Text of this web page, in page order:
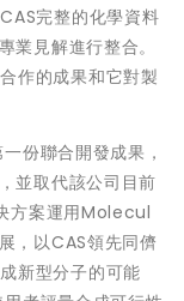
完整的化學資料
見解進行整合。
作的成果和它對製
份聯合開發成果，
並取代該公司目前
方案運用Molecul
，以CAS領先同儕
新型分子的可能